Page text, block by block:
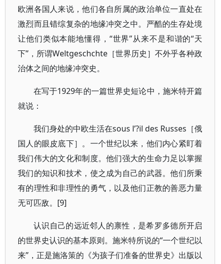
欧洲各国人来说，他们各自所属的政治单位一直处在
激烈而且错综复杂的地缘冲突之中。严酷的生存处境
让他们类似本能地懂得，“世界”从来不是和谐的“天
下”，所谓Weltgeschchte［世界历史］不外乎各种政
治体之间的地缘冲突史。
在写于1929年的一篇世界史短论中，施米特开篇
就说：
我们身处的中欧生活在sous l’?il des Russes［俄
国人的眼皮底下］。一个世纪以来，他们内心紧盯着
我们伟大的文化和制度。他们强大的生命力足以掌握
我们的知识和技术，使之成为自己的武器。他们所秉
有的理性和非理性的勇气，以及他们正教的善恶力量
无可匹敌。[9]
认识自己的远近邻人的禀性，是希罗多德所开启
的世界史认识的基本原则。施米特所说的“一个世纪以
来”，正是施洛策的《为孩子们准备的世界史》出版以